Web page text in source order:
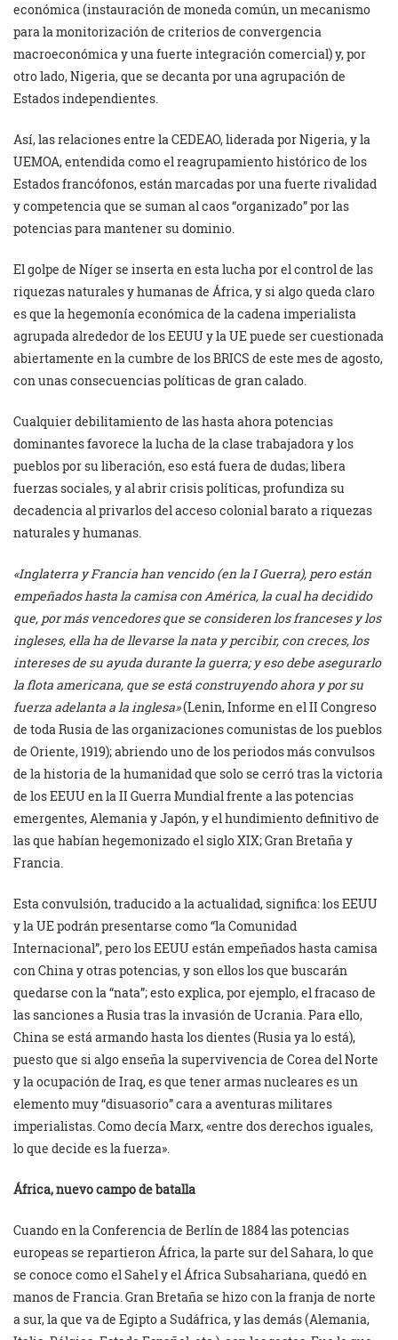
económica (instauración de moneda común, un mecanismo
para la monitorización de criterios de convergencia
macroeconómica y una fuerte integración comercial) y, por
otro lado, Nigeria, que se decanta por una agrupación de
Estados independientes.
Así, las relaciones entre la CEDEAO, liderada por Nigeria, y la
UEMOA, entendida como el reagrupamiento histórico de los
Estados francófonos, están marcadas por una fuerte rivalidad
y competencia que se suman al caos “organizado” por las
potencias para mantener su dominio.
El golpe de Níger se inserta en esta lucha por el control de las
riquezas naturales y humanas de África, y si algo queda claro
es que la hegemonía económica de la cadena imperialista
agrupada alrededor de los EEUU y la UE puede ser cuestionada
abiertamente en la cumbre de los BRICS de este mes de agosto,
con unas consecuencias políticas de gran calado.
Cualquier debilitamiento de las hasta ahora potencias
dominantes favorece la lucha de la clase trabajadora y los
pueblos por su liberación, eso está fuera de dudas; libera
fuerzas sociales, y al abrir crisis políticas, profundiza su
decadencia al privarlos del acceso colonial barato a riquezas
naturales y humanas.
«Inglaterra y Francia han vencido (en la I Guerra), pero están
empeñados hasta la camisa con América, la cual ha decidido
que, por más vencedores que se consideren los franceses y los
ingleses, ella ha de llevarse la nata y percibir, con creces, los
intereses de su ayuda durante la guerra; y eso debe asegurarlo
la flota americana, que se está construyendo ahora y por su
fuerza adelanta a la inglesa»(Lenin, Informe en el II Congreso
de toda Rusia de las organizaciones comunistas de los pueblos
de Oriente, 1919); abriendo uno de los periodos más convulsos
de la historia de la humanidad que solo se cerró tras la victoria
de los EEUU en la II Guerra Mundial frente a las potencias
emergentes, Alemania y Japón, y el hundimiento definitivo de
las que habían hegemonizado el siglo XIX; Gran Bretaña y
Francia.
Esta convulsión, traducido a la actualidad, significa: los EEUU
y la UE podrán presentarse como “la Comunidad
Internacional”, pero los EEUU están empeñados hasta camisa
con China y otras potencias, y son ellos los que buscarán
quedarse con la “nata”; esto explica, por ejemplo, el fracaso de
las sanciones a Rusia tras la invasión de Ucrania. Para ello,
China se está armando hasta los dientes (Rusia ya lo está),
puesto que si algo enseña la supervivencia de Corea del Norte
y la ocupación de Iraq, es que tener armas nucleares es un
elemento muy “disuasorio” cara a aventuras militares
imperialistas. Como decía Marx, «entre dos derechos iguales,
lo que decide es la fuerza».
África, nuevo campo de batalla
Cuando en la Conferencia de Berlín de 1884 las potencias
europeas se repartieron África, la parte sur del Sahara, lo que
se conoce como el Sahel y el África Subsahariana, quedó en
manos de Francia. Gran Bretaña se hizo con la franja de norte
a sur, la que va de Egipto a Sudáfrica, y las demás (Alemania,